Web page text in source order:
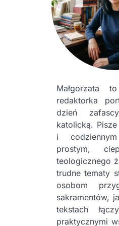
Małgorzata
redaktorka
dzień
katolicką.
i
prostym,
teologicznego
trudne tematy
osobom
sakramentów,
tekstach
praktycznymi